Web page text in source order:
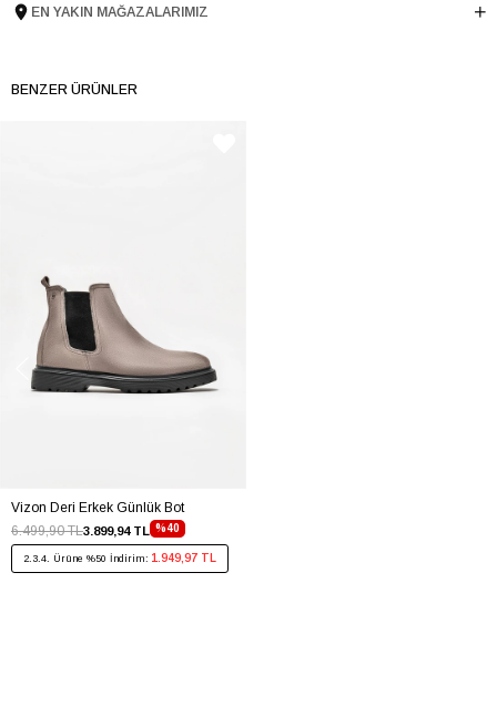
Taban Yüksekliği 3.5 cm
EN YAKIN MAĞAZALARIMIZ
BENZER ÜRÜNLER
Vizon Deri Erkek Günlük Bot
%40
3.899,94 TL
6.499,90 TL
2.3.4. Ürüne %50 İndirim: 1.949,97 TL